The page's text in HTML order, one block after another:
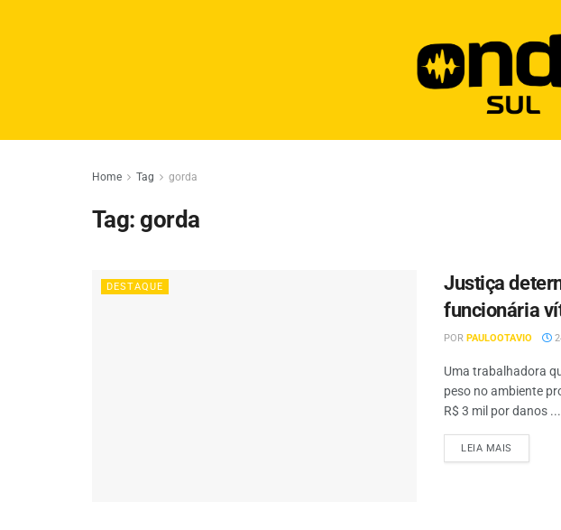
Home Tag gorda
Tag: gorda
DESTAQUE
Justiça
funcionária
POR PAULOOTAVIO
Uma trabalhadora
peso no ambiente
R$ 3 mil por danos ...
LEIA MAIS